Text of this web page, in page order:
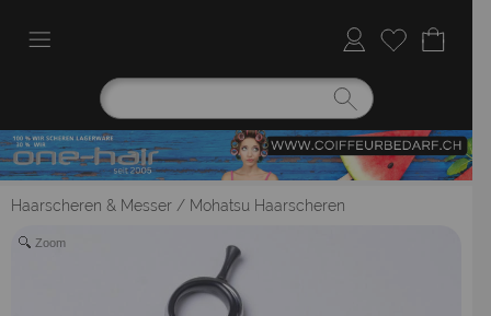
Haarscheren & Messer / Mohatsu Haarscheren
Zoom